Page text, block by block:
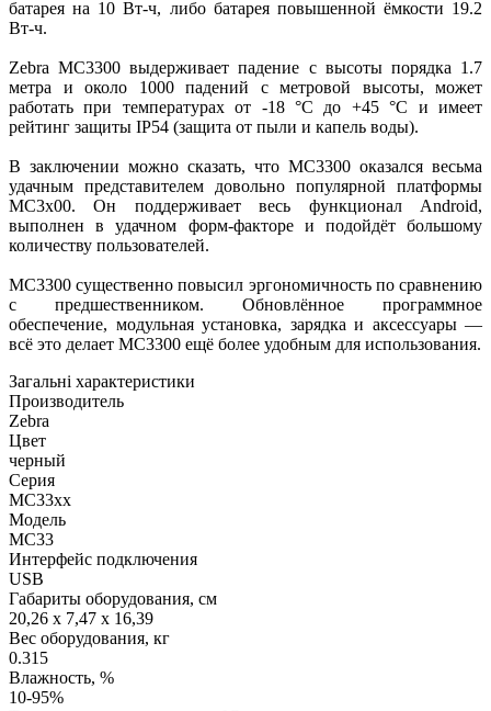
батарея на 10 Вт-ч, либо батарея повышенной ёмкости 19.2
Вт-ч.
Zebra MC3300 выдерживает падение с высоты порядка 1.7
метра и около 1000 падений с метровой высоты, может
работать при температурах от -18 °С до +45 °С и имеет
рейтинг защиты IP54 (защита от пыли и капель воды).
В заключении можно сказать, что MC3300 оказался весьма
удачным представителем довольно популярной платформы
MC3x00. Он поддерживает весь функционал Android,
выполнен в удачном форм-факторе и подойдёт большому
количеству пользователей.
MC3300 существенно повысил эргономичность по сравнению
с предшественником. Обновлённое программное
обеспечение, модульная установка, зарядка и аксессуары —
всё это делает MC3300 ещё более удобным для использования.
Загальні характеристики
Производитель
Zebra
Цвет
черный
Серия
MC33xx
Модель
MC33
Интерфейс подключения
USB
Габариты оборудования, см
20,26 x 7,47 x 16,39
Вес оборудования, кг
0.315
Влажность, %
10-95%